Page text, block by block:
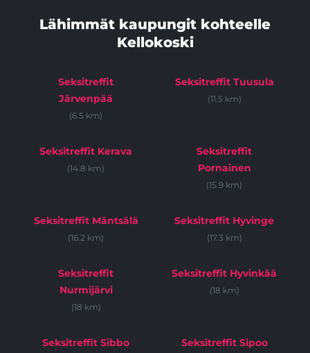
Lähimmät kaupungit kohteelle
Kellokoski
Seksitreffit
Järvenpää
(6.5 km)
Seksitreffit Tuusula
(11.5 km)
Seksitreffit Kerava
(14.8 km)
Seksitreffit
Pornainen
(15.9 km)
Seksitreffit Mäntsälä
(16.2 km)
Seksitreffit Hyvinge
(17.3 km)
Seksitreffit
Nurmijärvi
(18 km)
Seksitreffit Hyvinkää
(18 km)
Seksitreffit Sibbo Seksitreffit Sipoo